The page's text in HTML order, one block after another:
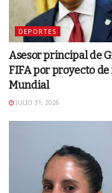
DEPORTES
Asesor principal de
FIFA por proyecto
Mundial
JULIO 31, 2026